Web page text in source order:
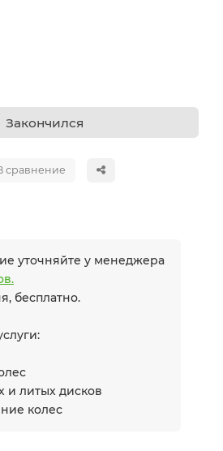
Закончился
сравнение
уточняйте у менеджера
бесплатно.
и литых дисков
колес